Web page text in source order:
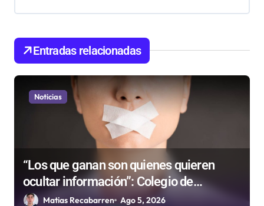
d
n
Entradas relacionadas
Noticias
“Los que ganan son quienes quieren
ocultar información”: Colegio de
Periodistas cuestiona la “Ley Mordaza
Matias Recabarren Ago 5, 2026